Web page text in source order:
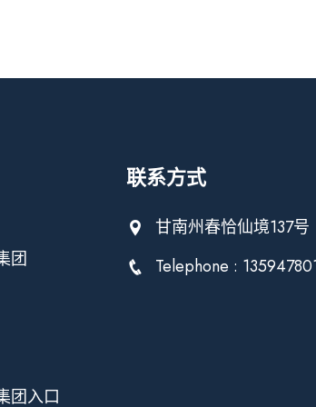
团
团入口
联系方式
甘南州春恰仙境137号
Telephone :